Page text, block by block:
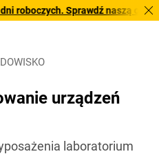
naszą ofertę z szybką
urządzeń
laboratorium